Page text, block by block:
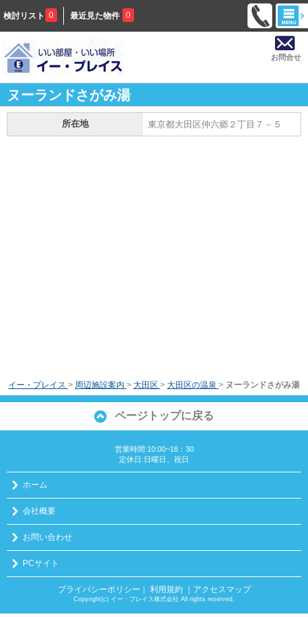
検討リスト 0 最近見た物件 0
お問合せ
ヌーランドさがみ湯
所在地 東京都大田区仲六郷２丁目７－５
イー・プレイス > 周辺施設案内 > 大田区 > 大田区の温泉 > ヌーランドさがみ湯
ページトップに戻る
営業時間:10:00~18：30
定休日:日曜日、祝日
ホーム
会社概要
お問い合わせ
PCサイト
プライバシーポリシー ｜ 利用規約 ｜アクセスマップ
Copyright(c) イー・プレイス株式会社 All rights reserved.